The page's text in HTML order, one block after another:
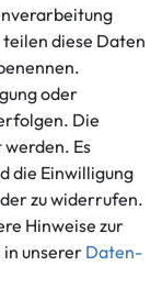
diese Daten
oder
Die
Es
die Einwilligung
zu widerrufen.
Hinweise zur
unserer Daten­